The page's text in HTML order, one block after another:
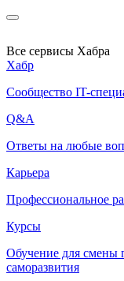
Все сервисы Хабра
Хабр
Сообщество IT-
Q&A
Ответы на любые
Карьера
Профессиональное
Курсы
Обучение для смены
саморазвития